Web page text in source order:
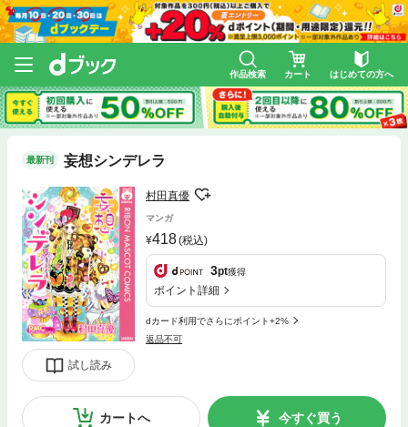
作品検索 カート はじめての方へ
最新刊 妄想シンデレラ
試し読み
村田真優
マンガ
418(税込)
3pt獲得
ポイント詳細
dカード利用でさらにポイント+2%
返品不可
カートへ 今すぐ買う